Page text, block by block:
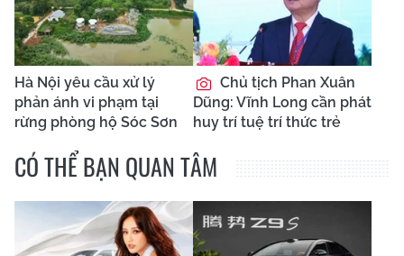
Hà Nội yêu cầu xử lý
phản ánh vi phạm tại
rừng phòng hộ Sóc Sơn
Chủ tịch Phan Xuân
Dũng: Vĩnh Long cần phát
huy trí tuệ trí thức trẻ
CÓ THỂ BẠN QUAN TÂM